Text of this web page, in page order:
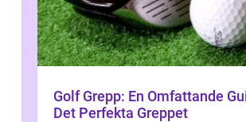
Golf Grepp: En Omfattande
Det Perfekta Greppet